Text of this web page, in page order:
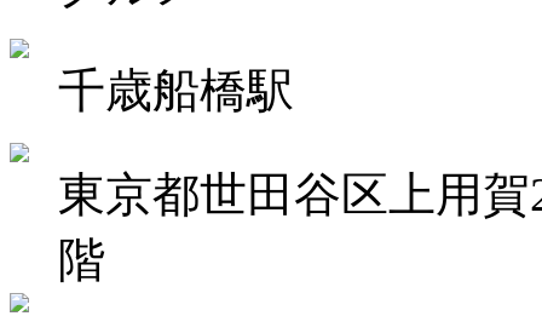
千歳船橋駅
東京都世田谷区上用
階